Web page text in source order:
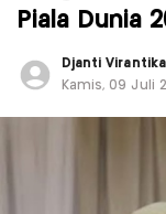
Piala Dunia
Djanti Virantika
Kamis, 09 Juli